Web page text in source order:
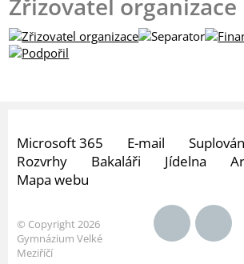
Zřizovatel organizace
Microsoft 365 E-mail
Rozvrhy
Bakaláři Jídelna
Mapa webu
© Copyright 2026
Gymnázium Velké
Meziříčí